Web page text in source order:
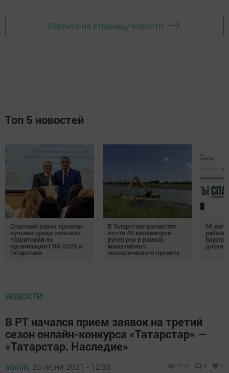
Перейти на страницу новости
Топ 5 новостей
Спасский район признан
лучшим среди сельских
территорий по
организации ГИА-2026 в
Татарстане
В Татарстане расчистят
почти 40 километров
русел рек в рамках
масштабного
экологического проекта
66
района
доски
НОВОСТИ
В РТ начался прием заявок на третий
сезон онлайн-конкурса «Татарстар» —
«Татарстар. Наследие»
admin, 25 июня 2021 - 12:38 1079 0 0